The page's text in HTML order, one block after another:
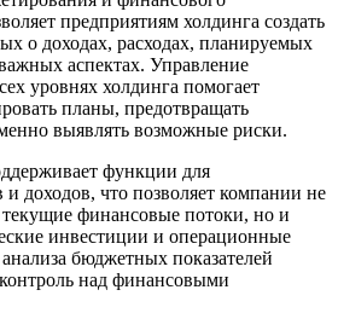
предприятиям холдинга создать
о доходах, расходах, планируемых
аспектах. Управление
уровнях холдинга помогает
планы, предотвращать
выявлять возможные риски.
функции для
и доходов, что позволяет компании не
текущие финансовые потоки, но и
инвестиции и операционные
бюджетных показателей
над финансовыми